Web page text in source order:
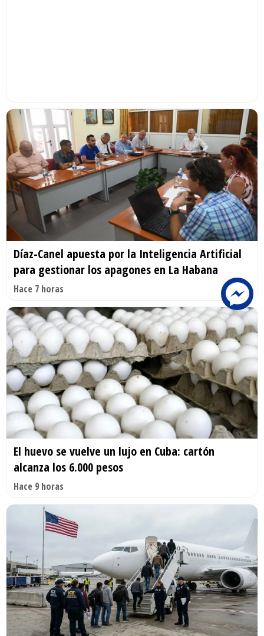
Díaz-Canel apuesta por la Inteligencia Artificial
para gestionar los apagones en La Habana
Hace 7 horas
El huevo se vuelve un lujo en Cuba: cartón
alcanza los 6.000 pesos
Hace 9 horas